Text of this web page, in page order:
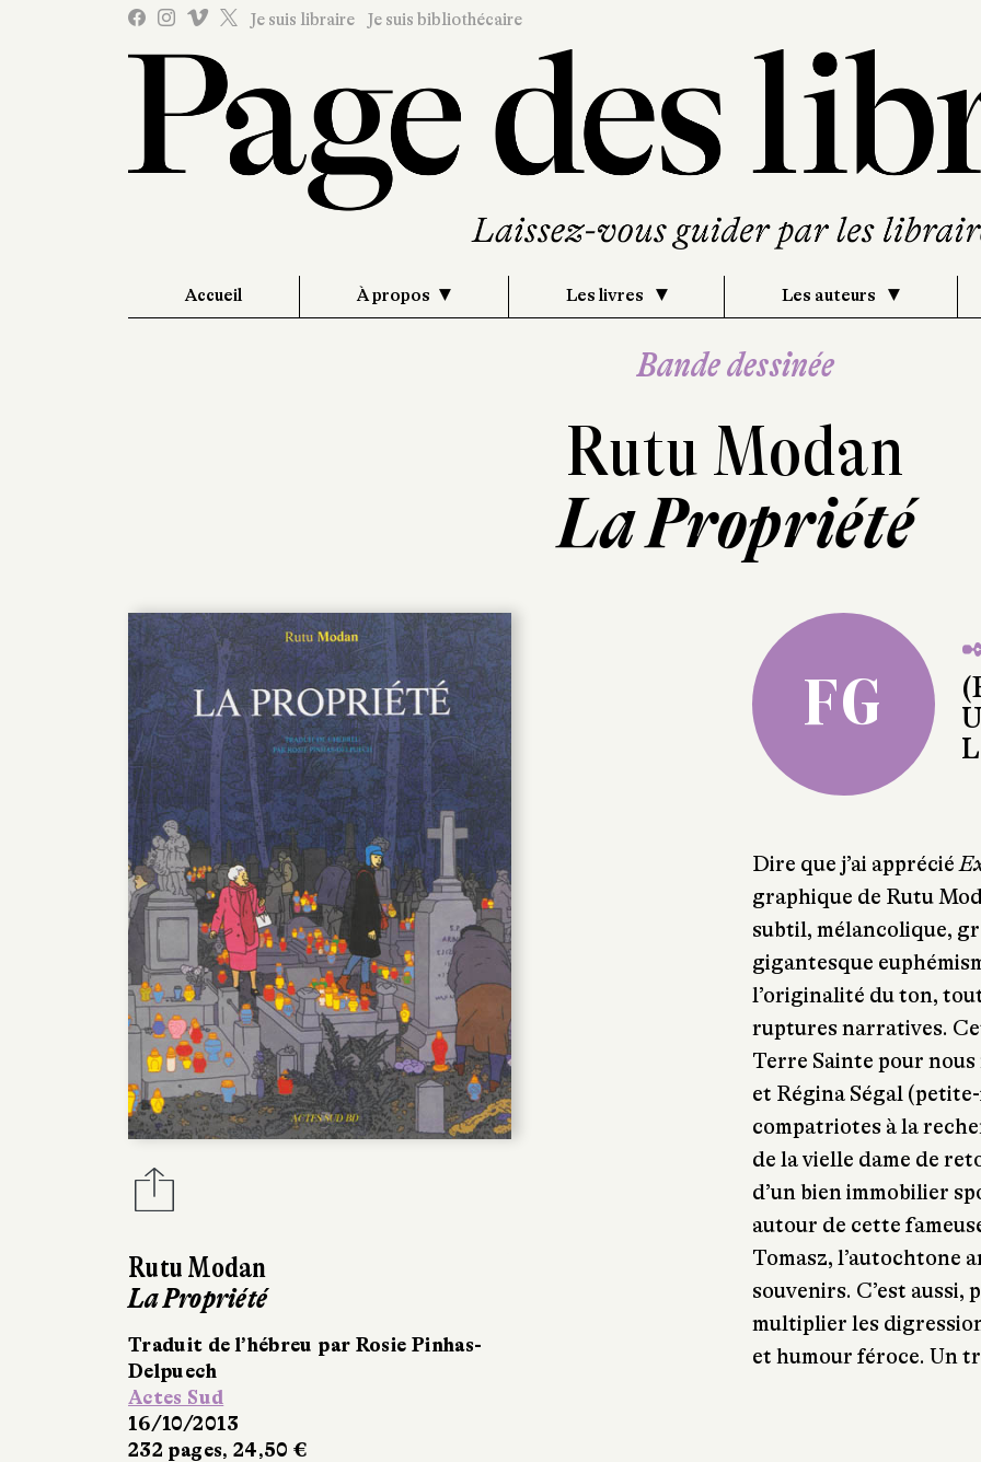
Je suis libraire Je suis bibliothécaire
Accueil À propos Les livres Les auteurs
Bande dessinée
Rutu Modan
La Propriété
Rutu Modan
La Propriété
Traduit de l’hébreu par Rosie Pinhas-
Delpuech
Actes Sud
16/10/2013
232 pages, 24,50 €
FG
Dire que j’ai apprécié
graphique de Rutu
subtil, mélancolique,
gigantesque
l’originalité du ton,
ruptures narratives.
Terre Sainte pour
et Régina Ségal
compatriotes à la
de la vielle dame de
d’un bien immobilier
autour de cette
Tomasz, l’autochtone
souvenirs. C’est aussi,
multiplier les
et humour féroce. Un